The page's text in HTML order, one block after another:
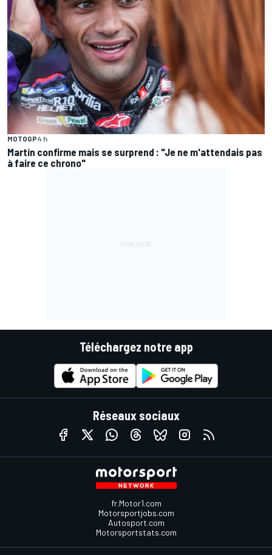
MOTOGP4 h
Martín confirme mais se surprend : "Je ne m'attendais pas
à faire ce chrono"
Téléchargez notre app
Réseaux sociaux
fr.Motor1.com
Motorsportjobs.com
Autosport.com
Motorsportstats.com